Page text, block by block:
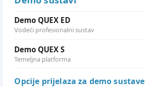
Demo QUEX ED
Vodeći profesionalni sustav
Demo QUEX S
Temeljna platforma
Opcije prijelaza za demo sustave